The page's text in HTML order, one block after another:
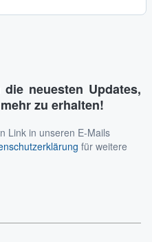
neuesten Updates,
zu erhalten!
Link in unseren E-Mails
für weitere